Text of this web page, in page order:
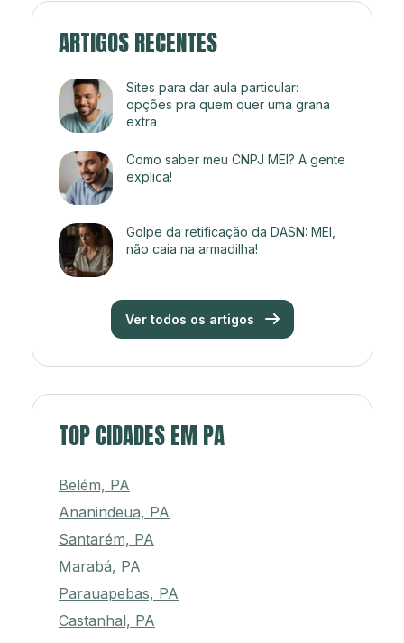
ARTIGOS RECENTES
Sites para dar aula particular:
opções pra quem quer uma grana
extra
Como saber meu CNPJ MEI? A gente
explica!
Golpe da retificação da DASN: MEI,
não caia na armadilha!
Ver todos os artigos
TOP CIDADES EM PA
Belém, PA
Ananindeua, PA
Santarém, PA
Marabá, PA
Parauapebas, PA
Castanhal, PA